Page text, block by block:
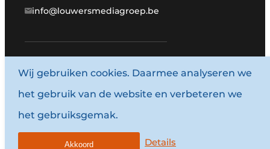
info@louwersmediagroep.be
www.louwersmediagroep.com
© 1987 - 2026 Louwersmediagroep.
Algemene voorwaarden
Wij gebruiken cookies. Daarmee analyseren we
het gebruik van de website en verbeteren we
het gebruiksgemak.
Details
Akkoord